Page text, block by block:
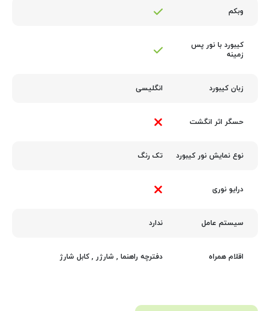
وبکم
کیبورد با نور پس‌
زمینه
زبان کیبورد انگلیسی
حسگر اثر انگشت
نوع نمایش نور کیبورد تک رنگ
درایو نوری
سیستم عامل ندارد
اقلام همراه دفترچه راهنما , شارژر , کابل شارژ